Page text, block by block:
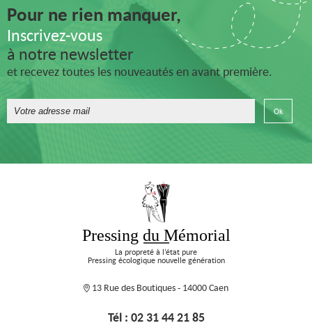
Pour ne rien manquer,
Inscrivez-vous
à notre newsletter
et recevez toutes les nouveautés en avant première.
Pressing du Mémorial
La propreté à l’état pure
Pressing écologique nouvelle génération
13 Rue des Boutiques - 14000 Caen
Tél : 02 31 44 21 85